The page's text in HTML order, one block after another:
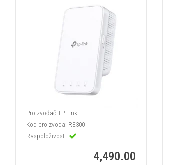
Proizvođač TP-Link
Kod proizvoda: RE300
Raspoloživost:
4,490.00